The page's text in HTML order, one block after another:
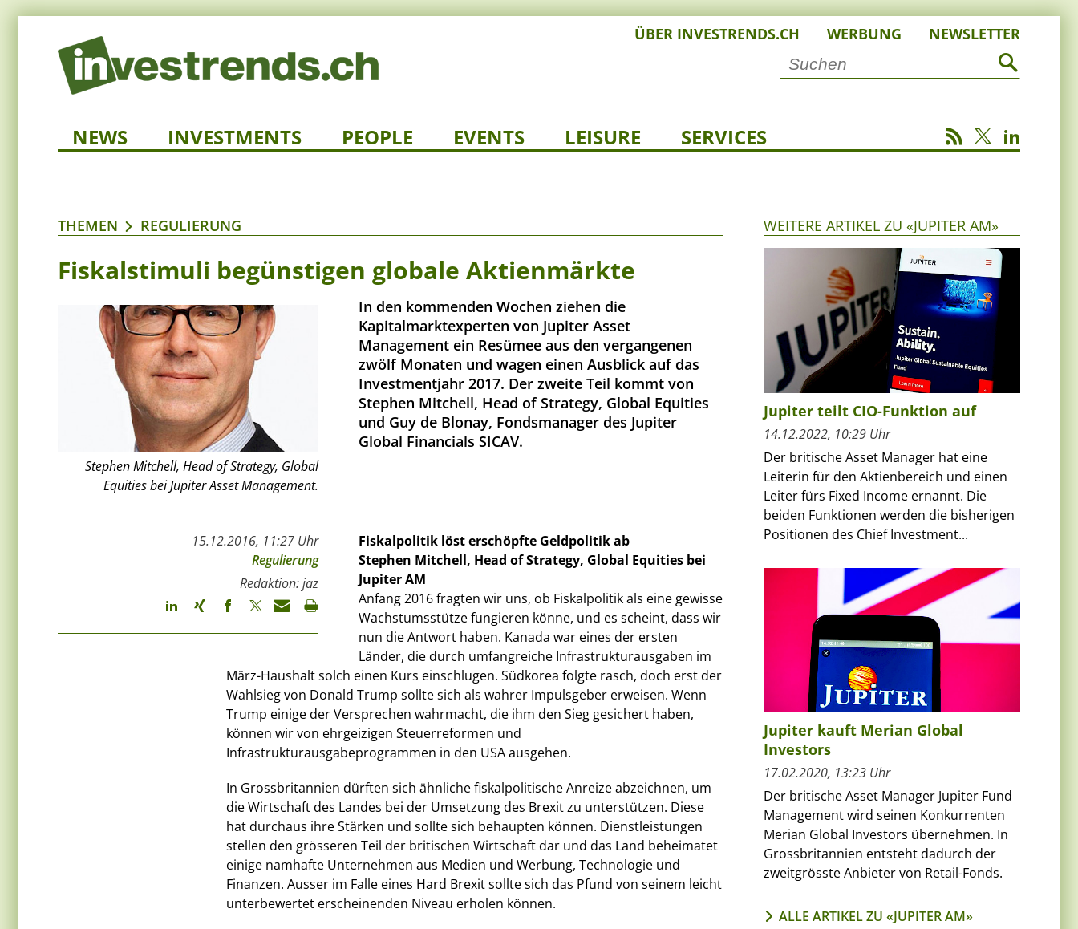
ÜBER INVESTRENDS.CH WERBUNG NEWSLETTER
NEWS INVESTMENTS PEOPLE EVENTS LEISURE SERVICES
THEMEN REGULIERUNG
Fiskalstimuli begünstigen globale Aktienmärkte
Stephen Mitchell, Head of Strategy, Global
Equities bei Jupiter Asset Management.
In den kommenden Wochen ziehen die
Kapitalmarktexperten von Jupiter Asset
Management ein Resümee aus den vergangenen
zwölf Monaten und wagen einen Ausblick auf das
Investmentjahr 2017. Der zweite Teil kommt von
Stephen Mitchell, Head of Strategy, Global Equities
und Guy de Blonay, Fondsmanager des Jupiter
Global Financials SICAV.
15.12.2016, 11:27 Uhr
Regulierung
Redaktion: jaz
Fiskalpolitik löst erschöpfte Geldpolitik ab
Stephen Mitchell, Head of Strategy, Global Equities bei
Jupiter AM
Anfang 2016 fragten wir uns, ob Fiskalpolitik als eine gewisse
Wachstumsstütze fungieren könne, und es scheint, dass wir
nun die Antwort haben. Kanada war eines der ersten
Länder, die durch umfangreiche Infrastrukturausgaben im
März-Haushalt solch einen Kurs einschlugen. Südkorea folgte rasch, doch erst der
Wahlsieg von Donald Trump sollte sich als wahrer Impulsgeber erweisen. Wenn
Trump einige der Versprechen wahrmacht, die ihm den Sieg gesichert haben,
können wir von ehrgeizigen Steuerreformen und
Infrastrukturausgabeprogrammen in den USA ausgehen.
In Grossbritannien dürften sich ähnliche fiskalpolitische Anreize abzeichnen, um
die Wirtschaft des Landes bei der Umsetzung des Brexit zu unterstützen. Diese
hat durchaus ihre Stärken und sollte sich behaupten können. Dienstleistungen
stellen den grösseren Teil der britischen Wirtschaft dar und das Land beheimatet
einige namhafte Unternehmen aus Medien und Werbung, Technologie und
Finanzen. Ausser im Falle eines Hard Brexit sollte sich das Pfund von seinem leicht
unterbewertet erscheinenden Niveau erholen können.
WEITERE ARTIKEL ZU «JUPITER AM»
Jupiter teilt CIO-Funktion auf
14.12.2022, 10:29 Uhr
Der britische Asset Manager hat eine
Leiterin für den Aktienbereich und einen
Leiter fürs Fixed Income ernannt. Die
beiden Funktionen werden die bisherigen
Positionen des Chief Investment...
Jupiter kauft Merian Global
Investors
17.02.2020, 13:23 Uhr
Der britische Asset Manager Jupiter Fund
Management wird seinen Konkurrenten
Merian Global Investors übernehmen. In
Grossbritannien entsteht dadurch der
zweitgrösste Anbieter von Retail-Fonds.
ALLE ARTIKEL ZU «JUPITER AM»